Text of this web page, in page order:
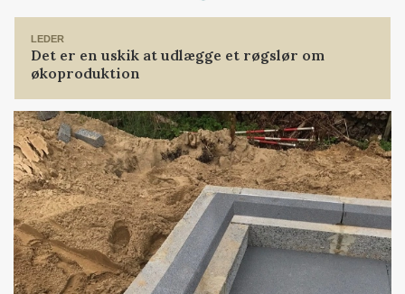
LEDER
Det er en uskik at udlægge et røgslør om
økoproduktion